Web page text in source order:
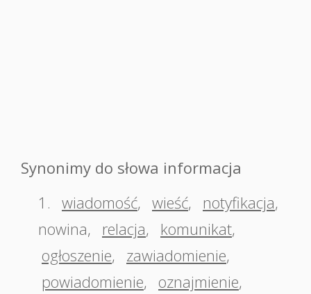
Synonimy do słowa informacja
1. wiadomość, wieść, notyfikacja,
nowina, relacja, komunikat,
ogłoszenie, zawiadomienie,
powiadomienie, oznajmienie,